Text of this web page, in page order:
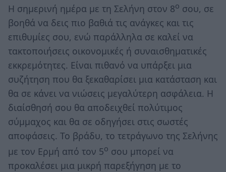
Η σημερινή ημέρα με τη Σελήνη στον 8ο σου, σε
βοηθά να δεις πιο βαθιά τις ανάγκες και τις
επιθυμίες σου, ενώ παράλληλα σε καλεί να
τακτοποιήσεις οικονομικές ή συναισθηματικές
εκκρεμότητες. Είναι πιθανό να υπάρξει μια
συζήτηση που θα ξεκαθαρίσει μια κατάσταση και
θα σε κάνει να νιώσεις μεγαλύτερη ασφάλεια. Η
διαίσθησή σου θα αποδειχθεί πολύτιμος
σύμμαχος και θα σε οδηγήσει στις σωστές
αποφάσεις. Το βράδυ, το τετράγωνο της Σελήνης
με τον Ερμή από τον 5ο σου μπορεί να
προκαλέσει μια μικρή παρεξήγηση με το